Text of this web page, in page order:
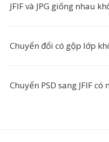
JFIF và JPG giống nhau
Chuyển đổi có gộp lớp
Chuyển PSD sang JFIF